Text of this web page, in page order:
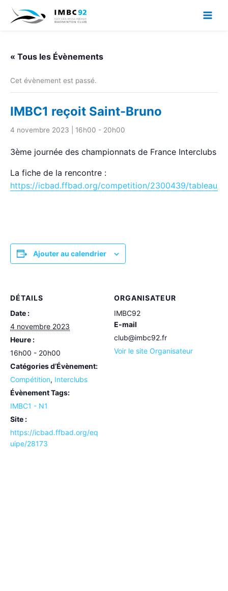
« Tous les Évènements
Cet évènement est passé.
IMBC1 reçoit Saint-Bruno
4 novembre 2023 | 16h00 - 20h00
3ème journée des championnats de France Interclubs N1
La fiche de la rencontre :
https://icbad.ffbad.org/competition/2300439/tableau/
Ajouter au calendrier
DÉTAILS
Date :
4 novembre 2023
Heure :
16h00 - 20h00
Catégories d’Évènement:
Compétition, Interclubs
Évènement Tags:
IMBC1 - N1
Site :
https://icbad.ffbad.org/eq
uipe/28173
ORGANISATEUR
IMBC92
E-mail
club@imbc92.fr
Voir le site Organisateur